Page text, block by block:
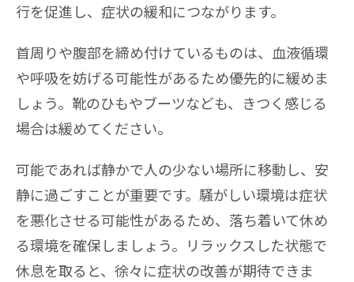
行を促進し、症状の緩和につながります。
首周りや腹部を締め付けているものは、血液循環
や呼吸を妨げる可能性があるため優先的に緩めま
しょう。靴のひもやブーツなども、きつく感じる
場合は緩めてください。
可能であれば静かで人の少ない場所に移動し、安
静に過ごすことが重要です。騒がしい環境は症状
を悪化させる可能性があるため、落ち着いて休め
る環境を確保しましょう。リラックスした状態で
休息を取ると、徐々に症状の改善が期待できま